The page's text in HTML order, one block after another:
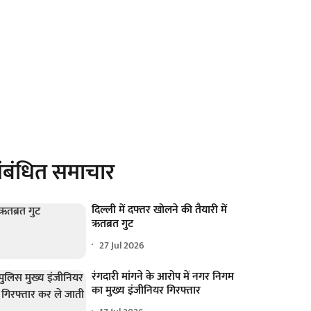
समाचार
दिल्ली में दफ्तर खोलने की तैयारी में
ऋतब्रत गुट
27 Jul 2026
रंगदारी मांगने के आरोप में नगर निगम
का मुख्य इंजीनियर गिरफ्तार